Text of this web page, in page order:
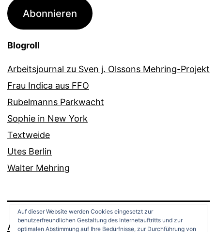
Adresse
Abonnieren
Blogroll
Arbeitsjournal zu Sven j. Olssons Mehring-Projekt
Frau Indica aus FFO
Rubelmanns Parkwacht
Sophie in New York
Textweide
Utes Berlin
Walter Mehring
ANDREAS OPPERMANN
Auf dieser Website werden Cookies eingesetzt zur
benutzerfreundlichen Gestaltung des Internetauftritts und zur
optimalen Abstimmung auf Ihre Bedürfnisse, zur Durchführung von